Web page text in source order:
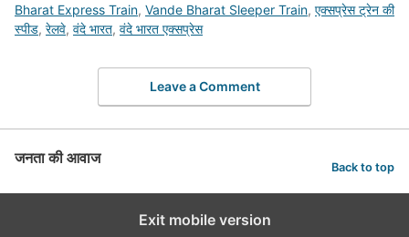
Bharat Express Train, Vande Bharat Sleeper Train, एक्सप्रेस ट्रेन की
स्पीड, रेलवे, वंदे भारत, वंदे भारत एक्सप्रेस
Leave a Comment
जनता की आवाज Back to top
Exit mobile version